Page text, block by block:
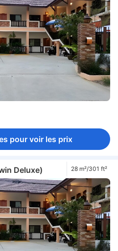
pour voir les prix
Deluxe) 28 m²/301 ft²